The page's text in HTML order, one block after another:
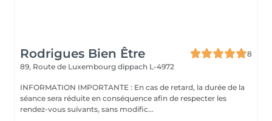
Rodrigues Bien Être
8
89, Route de Luxembourg dippach L-4972
INFORMATION IMPORTANTE : En cas de retard, la durée de la
séance sera réduite en conséquence afin de respecter les
rendez-vous suivants, sans modific...